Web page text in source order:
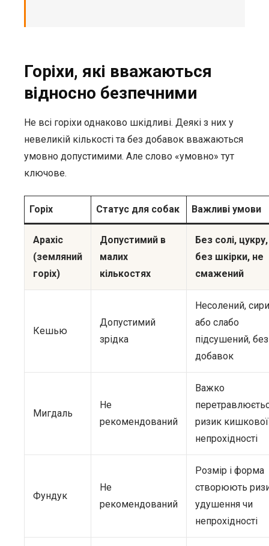
Горіхи, які вважаються
відносно безпечними
Не всі горіхи однаково шкідливі. Деякі з них у
невеликій кількості та без добавок вважаються
умовно допустимими. Але слово «умовно» тут
ключове.
Горіх Статус для собак Важливі умови
Арахіс
(земляний
горіх)
Допустимий в
малих
кількостях
Без солі, цукру,
без шкірки, не
смажений
Кешью
Допустимий
зрідка
Несолений,
або слабо
підсушений, без
добавок
Мигдаль
Не
рекомендований
Важко
ризик кишкової
непрохідності
Фундук
Не
рекомендований
Розмір і форма
створюють
удушення чи
непрохідності